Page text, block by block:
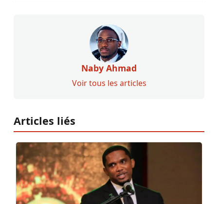
Naby Ahmad
Voir tous les articles
Articles liés